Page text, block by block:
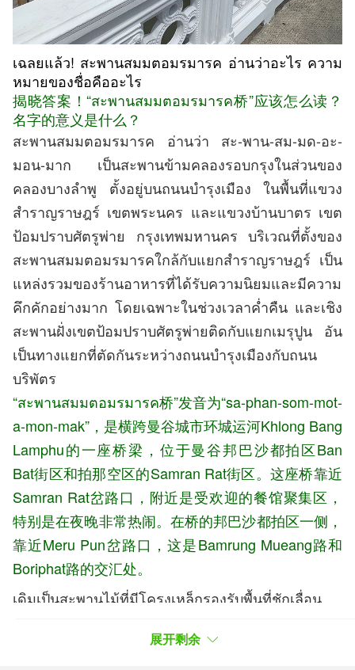
เฉลยแล้ว! สะพานสมมตอมรมารค อ่านว่าอะไร ความ
หมายของชื่อคืออะไร
揭晓答案！“สะพานสมมตอมรมารค桥”应该怎么读？
名字的意义是什么？
สะพานสมมตอมรมารค อ่านว่า สะ-พาน-สม-มด-อะ-
มอน-มาก เป็นสะพานข้ามคลองรอบกรุงในส่วนของ
คลองบางลำพู ตั้งอยู่บนถนนบำรุงเมือง ในพื้นที่แขวง
สำราญราษฎร์ เขตพระนคร และแขวงบ้านบาตร เขต
ป้อมปราบศัตรูพ่าย กรุงเทพมหานคร บริเวณที่ตั้งของ
สะพานสมมตอมรมารคใกล้กับแยกสำราญราษฎร์ เป็น
แหล่งรวมของร้านอาหารที่ได้รับความนิยมและมีความ
คึกคักอย่างมาก โดยเฉพาะในช่วงเวลาค่ำคืน และเชิง
สะพานฝั่งเขตป้อมปราบศัตรูพ่ายติดกับแยกเมรุปูน อัน
เป็นทางแยกที่ตัดกันระหว่างถนนบำรุงเมืองกับถนน
บริพัตร
“สะพานสมมตอมรมารค桥”发音为“sa-phan-som-mot-
a-mon-mak”，是横跨曼谷城市环城运河Khlong Bang
Lamphu的一座桥梁，位于曼谷邦巴沙都拍区Ban
Bat街区和拍那空区的Samran Rat街区。这座桥靠近
Samran Rat岔路口，附近是受欢迎的餐馆聚集区，
特别是在夜晚非常热闹。在桥的邦巴沙都拍区一侧，
靠近Meru Pun岔路口，这是Bamrung Mueang路和
Boriphat路的交汇处。
เดิมเป็นสะพานไม้ที่มีโครงเหล็กรองรับพื้นที่ชักเลื่อน
ว่า "สะพานเหล็กประตูผี" เนื่องจากตั้งอยู่ด้านทิศตะวัน
展开剩余